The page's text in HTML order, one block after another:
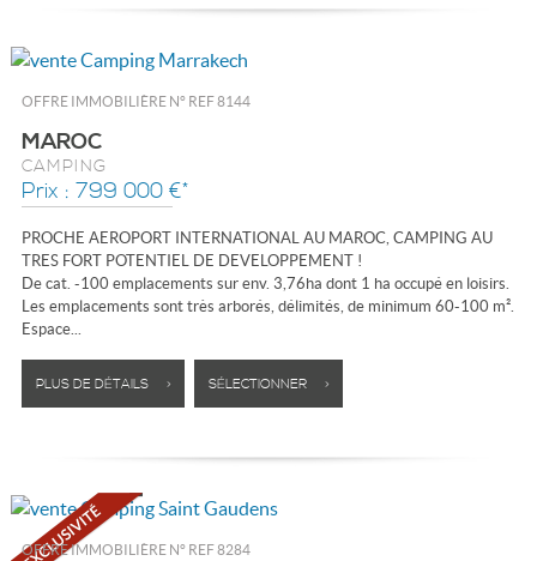
OFFRE IMMOBILIÈRE N° REF 8144
MAROC
CAMPING
Prix : 799 000 €*
PROCHE AEROPORT INTERNATIONAL AU MAROC, CAMPING AU
TRES FORT POTENTIEL DE DEVELOPPEMENT !
De cat. -100 emplacements sur env. 3,76ha dont 1 ha occupé en loisirs.
Les emplacements sont très arborés, délimités, de minimum 60-100 m².
Espace...
PLUS DE DÉTAILS > SÉLECTIONNER >
OFFRE IMMOBILIÈRE N° REF 8284